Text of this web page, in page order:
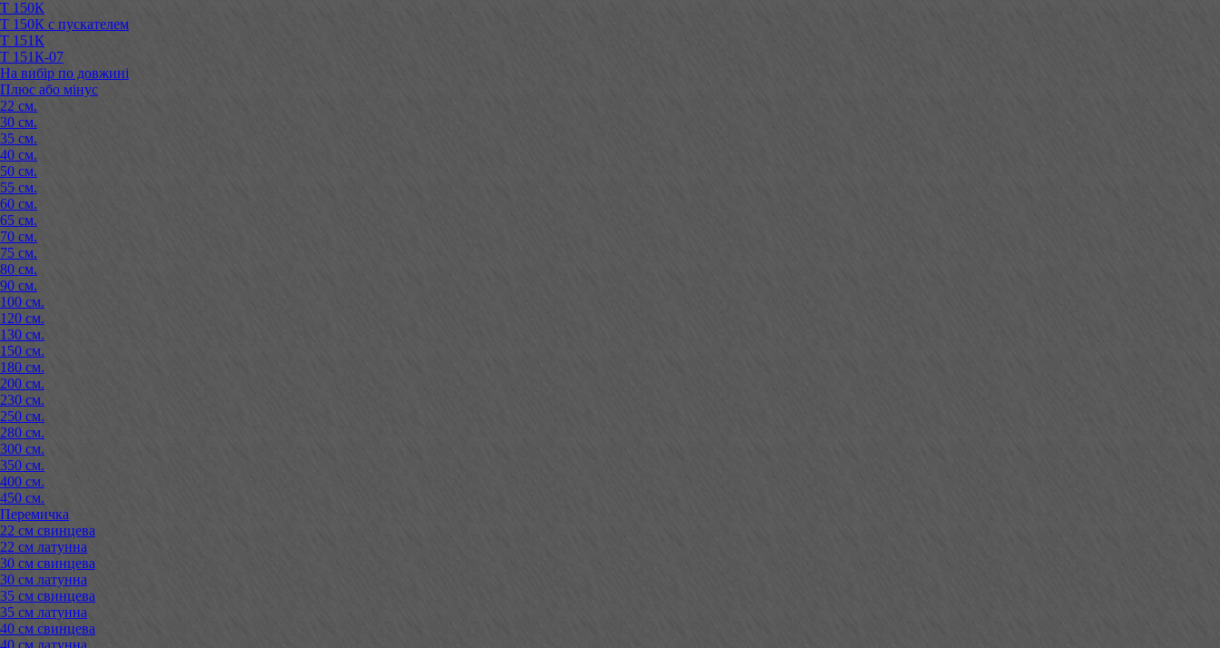
Т 150К
Т 150К с пускателем
Т 151К
Т 151К-07
На вибір по довжині
Плюс або мінус
22 см.
30 см.
35 см.
40 см.
50 см.
55 см.
60 см.
65 см.
70 см.
75 см.
80 см.
90 см.
100 см.
120 см.
130 см.
150 см.
180 см.
200 см.
230 см.
250 см.
280 см.
300 см.
350 см.
400 см.
450 см.
Перемичка
22 см свинцева
22 см латунна
30 см свинцева
30 см латунна
35 см свинцева
35 см латунна
40 см свинцева